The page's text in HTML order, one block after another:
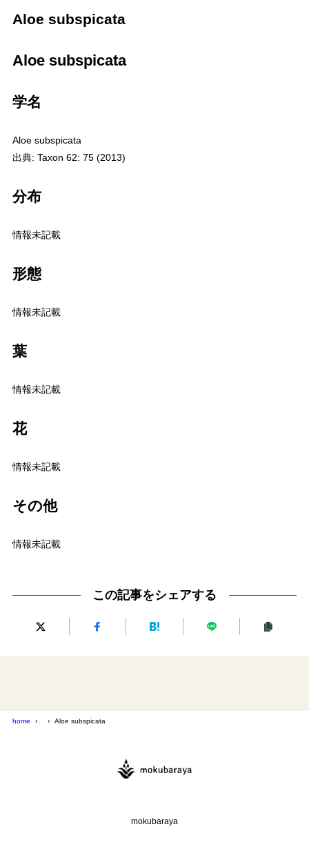
Aloe subspicata
Aloe subspicata
学名
Aloe subspicata
出典: Taxon 62: 75 (2013)
分布
情報未記載
形態
情報未記載
葉
情報未記載
花
情報未記載
その他
情報未記載
この記事をシェアする
home Aloe subspicata
mokubaraya